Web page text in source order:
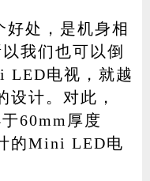
好处，是机身相
我们也可以倒
LED电视，就越
设计。对此，
60mm厚度
的Mini LED电